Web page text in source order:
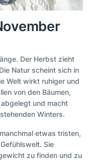
Der Herbst zieht
Natur scheint sich in
Welt wirkt ruhiger und
von den Bäumen,
und macht
Winters.
etwas tristen,
Sie
zu finden und zu